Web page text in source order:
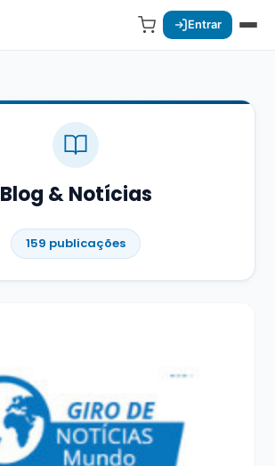
Entrar
Blog & Notícias
159 publicações